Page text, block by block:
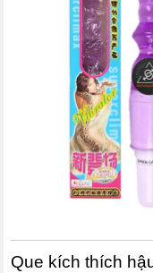
Que kích thích